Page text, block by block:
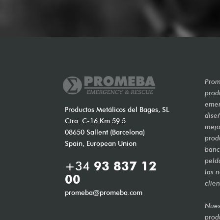
Productos Metálicos del Bages, SL
Ctra. C-16 Km 59.5
08650 Sallent (Barcelona)
Spain, European Union
+34 93 837 12
00
promeba@promeba.com
las